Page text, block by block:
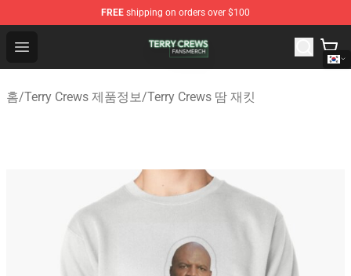
FREE shipping on orders over $100
Open menu
Terry Crews Shop - Official Terry Crews Merchandise
홈/Terry Crews 제품정보/Terry Crews 땀 재킷